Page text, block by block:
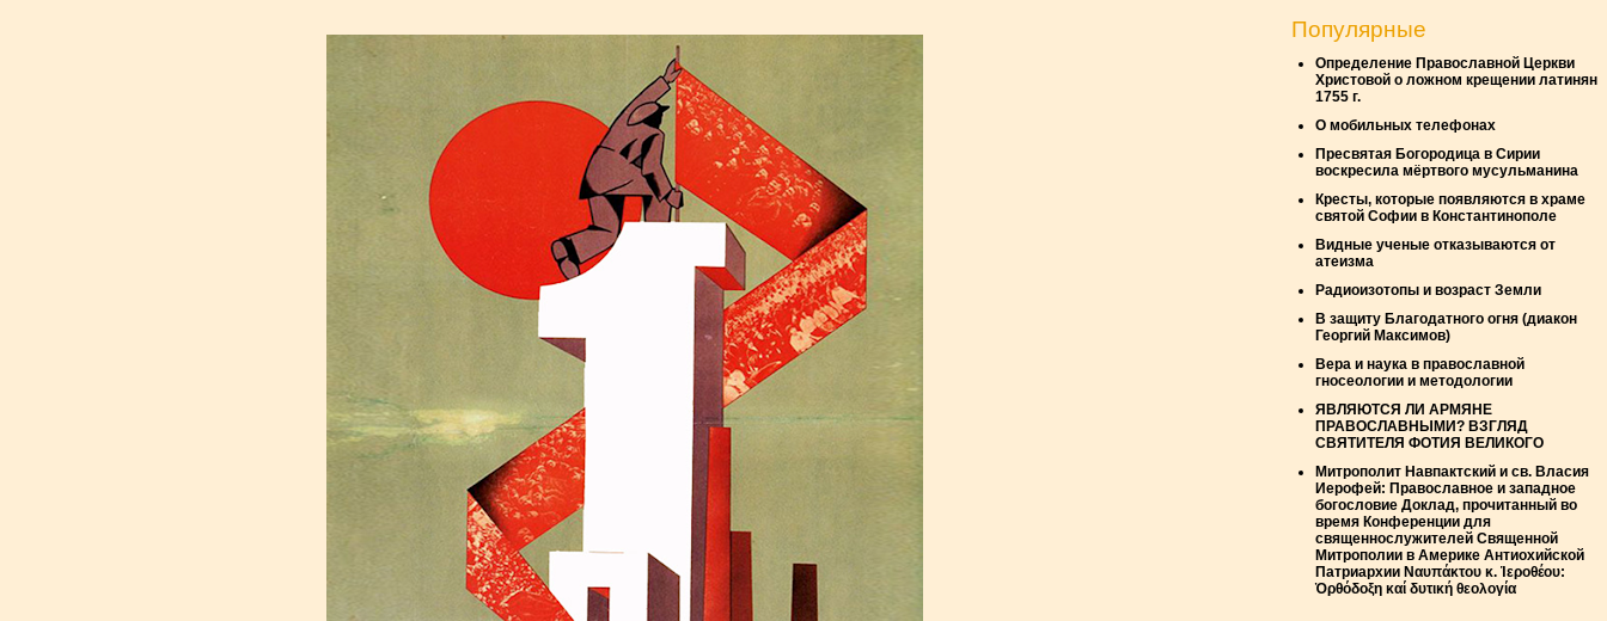
Популярные
Oпределение Православной Церкви
Христовой о ложном крещении латинян
1755 г.
О мобильных телефонах
Пресвятая Богородица в Сирии
воскресила мёртвого мусульманина
Кресты, которые появляются в храме
святой Софии в Константинополе
Видные ученые отказываются от
атеизма
Радиоизотопы и возраст Земли
В защиту Благодатного огня (диакон
Георгий Максимов)
Вера и наука в православной
гносеологии и методологии
ЯВЛЯЮТСЯ ЛИ АРМЯНЕ
ПРАВОСЛАВНЫМИ? ВЗГЛЯД
СВЯТИТЕЛЯ ФОТИЯ ВЕЛИКОГО
Митрополит Навпактский и св. Власия
Иерофей: Православное и западное
богословие Доклад, прочитанный во
время Конференции для
священнослужителей Священной
Митрополии в Америке Антиохийской
Патриархии Ναυπάκτου κ. Ἱεροθέου:
Ὀρθόδοξη καί δυτική θεολογία